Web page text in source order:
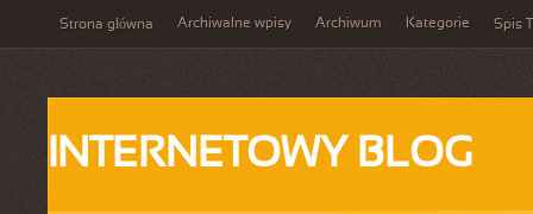
Strona główna Archiwalne wpisy Archiwum Kategorie Spis
INTERNETOWY BLOG